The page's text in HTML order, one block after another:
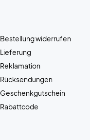
Bestellung widerrufen
Lieferung
Reklamation
Rücksendungen
Geschenkgutschein
Rabattcode